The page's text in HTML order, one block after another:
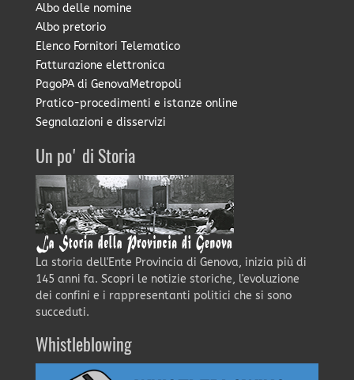
Albo delle nomine
Albo pretorio
Elenco Fornitori Telematico
Fatturazione elettronica
PagoPA di GenovaMetropoli
Pratico-procedimenti e istanze online
Segnalazioni e disservizi
Un po' di Storia
La storia dell'Ente Provincia di Genova, inizia più di
145 anni fa. Scopri le notizie storiche, l'evoluzione
dei confini e i rappresentanti politici che si sono
succeduti.
Whistleblowing